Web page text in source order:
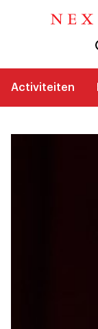
Activiteiten